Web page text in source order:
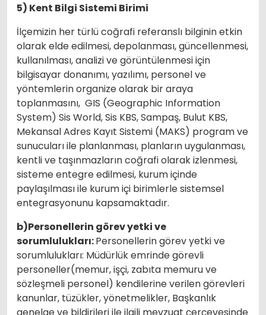
5) Kent Bilgi Sistemi Birimi
İlçemizin her türlü coğrafi referanslı bilginin etkin
olarak elde edilmesi, depolanması, güncellenmesi,
kullanılması, analizi ve görüntülenmesi için
bilgisayar donanımı, yazılımı, personel ve
yöntemlerin organize olarak bir araya
toplanmasını, GIS (Geographic Information
System) Sis World, Sis KBS, Sampaş, Bulut KBS,
Mekansal Adres Kayıt Sistemi (MAKS) program ve
sunucuları ile planlanması, planların uygulanması,
kentli ve taşınmazların coğrafi olarak izlenmesi,
sisteme entegre edilmesi, kurum içinde
paylaşılması ile kurum içi birimlerle sistemsel
entegrasyonunu kapsamaktadır.
b)Personellerin görev yetki ve
sorumlulukları:Personellerin görev yetki ve
sorumlulukları: Müdürlük emrinde görevli
personeller(memur, işçi, zabıta memuru ve
sözleşmeli personel) kendilerine verilen görevleri
kanunlar, tüzükler, yönetmelikler, Başkanlık
genelge ve bildirileri ile ilgili mevzuat çerçevesinde